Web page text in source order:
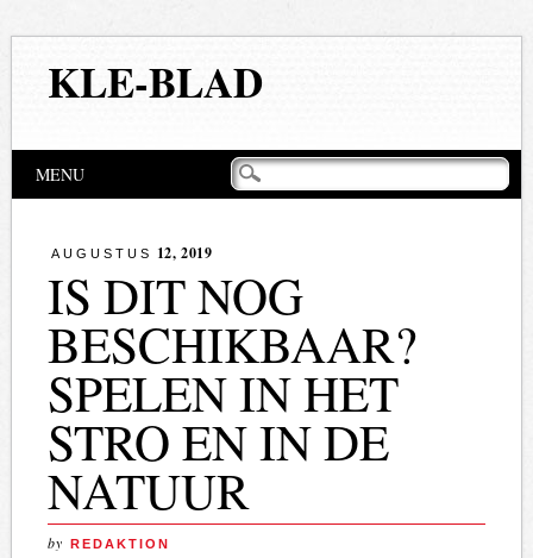
KLE-BLAD
Hoofdmenu
MENU
AUGUSTUS 12, 2019
IS DIT NOG
BESCHIKBAAR?
SPELEN IN HET
STRO EN IN DE
NATUUR
by REDAKTION